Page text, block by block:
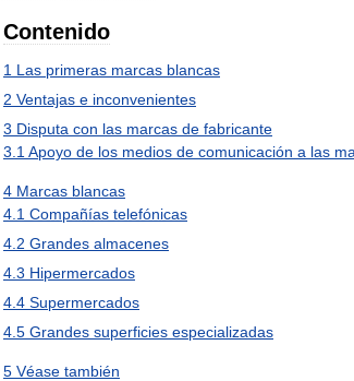
Contenido
1 Las primeras marcas blancas
2 Ventajas e inconvenientes
3 Disputa con las marcas de fabricante
3 1 Apoyo de los medios de comunicación a las
4 Marcas blancas
4 1 Compañías telefónicas
4 2 Grandes almacenes
4 3 Hipermercados
4 4 Supermercados
4 5 Grandes superficies especializadas
5 Véase también